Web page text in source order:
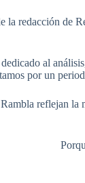
la redacción de
al
por un
reflejan la